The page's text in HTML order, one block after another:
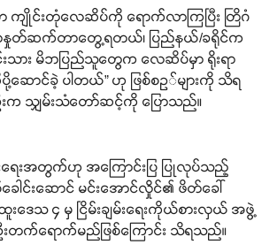
ကျိုင်းတုံလေဆိပ်ကို ရောက်လာကြပြီး တြိဂံ
နှုတ်ဆက်တာတွေ့ရတယ်၊ ပြည်နယ်/ခရိုင်က
သား မိဘပြည်သူတွေက လေဆိပ်မှာ ရိုးရာ
ောင်ခဲ့ ပါတယ်” ဟု ဖြစ်စဥ်များကို သိရ
သျှမ်းသံတော်ဆင့်ကို ပြောသည်။
မ်းရေးအတွက်ဟု အကြောင်းပြ ပြုလုပ်သည့်
ေါင်းဆောင် မင်းအောင်လှိုင်၏ ဖိတ်ခေါ်
ဒေသ ၄ မှ ငြိမ်းချမ်းရေးကိုယ်စားလှယ် အဖွဲ့
ဦးတက်ရောက်မည်ဖြစ်ကြောင်း သိရသည်။